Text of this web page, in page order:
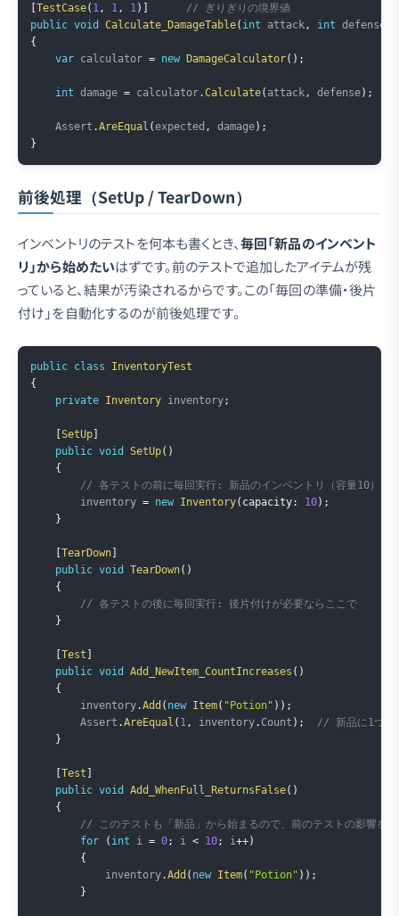
[TestCase( 1 , 1 , 1 ) ]
// ぎりぎりの境界値
public void Calculate_DamageTable( int attack , int defense
{
var calculator = new DamageCalculator( ) ;
int damage = calculator.Calculate( attack , defense) ;
    Assert
.AreEqual (expected , damage) ;
}
前後処理（SetUp / TearDown）
インベントリのテストを何本も書くとき、毎回「新品のインベント
リ」から始めたいはずです。前のテストで追加したアイテムが残
っていると、結果が汚染されるからです。この「毎回の準備・後片
付け」を自動化するのが前後処理です。
public class
InventoryTest
{
private Inventory inventory;
SetUp
public void SetUp( )
{
// 各テストの前に毎回実行: 新品のインベントリ（容量10）を
        inventory
= new Inventory( capacity: 10) ;
}
TearDown
public void TearDown( )
{
// 各テストの後に毎回実行: 後片付けが必要ならここで
}
Test
public void Add_NewItem_CountIncreases ( )
{
        inventory
.Add ( new Item( "Potion" ) ) ;
        Assert
.AreEqual ( 1, inventory. Count ) ;
// 新品に1つ足
}
Test
public void Add_WhenFull_ReturnsFalse( )
{
// このテストも「新品」から始まるので、前のテストの影響を
for
( int i = 0; i < 10; i++)
{
            inventory
.Add ( new Item( "Potion" ) ) ;
}